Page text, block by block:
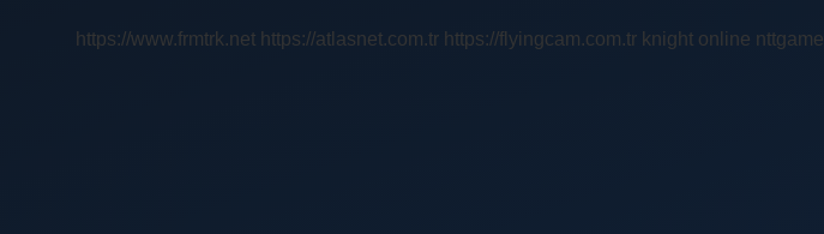
https://www.frmtrk.net https://atlasnet.com.tr https://flyingcam.com.tr knight online nttgame